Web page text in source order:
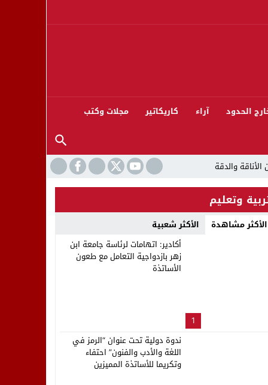
الحدود آراء كاريكاتير مجلات وكتب
13
بنزاهة النهائي
وتعليم
الأكثر مشاهدة الأكثر شعبية
1
أكادير: اتهامات لرئاسة جامعة ابن
زهر بازدواجية التعامل مع طعون
الأساتذة
ندوة دولية تحت عنوان “الرمز في
اللغة والأدب والفنون” احتفاء
وتكريما للأساتذة المميزين